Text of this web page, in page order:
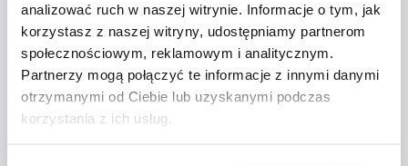
analizować ruch w naszej witrynie. Informacje o tym, jak
korzystasz z naszej witryny, udostępniamy partnerom
społecznościowym, reklamowym i analitycznym.
Partnerzy mogą połączyć te informacje z innymi danymi
otrzymanymi od Ciebie lub uzyskanymi podczas
korzystania z ich usług.
Aktualności